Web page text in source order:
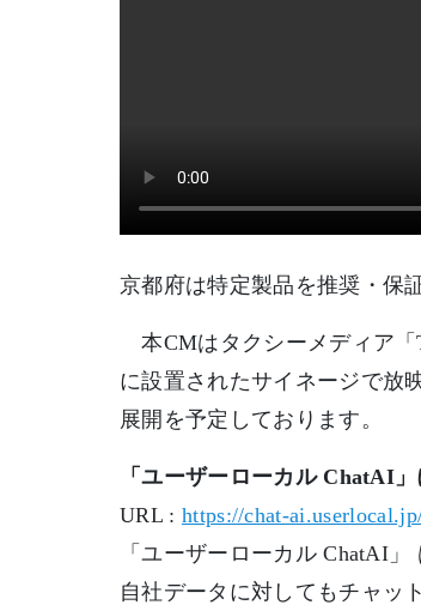
京都府は特定製品を推奨・保
本CMはタクシーメディア「
に設置されたサイネージで放
展開を予定しております。
「ユーザーローカル ChatAI
URL : https://chat-
「ユーザーローカル ChatAI
自社データに対してもチャッ